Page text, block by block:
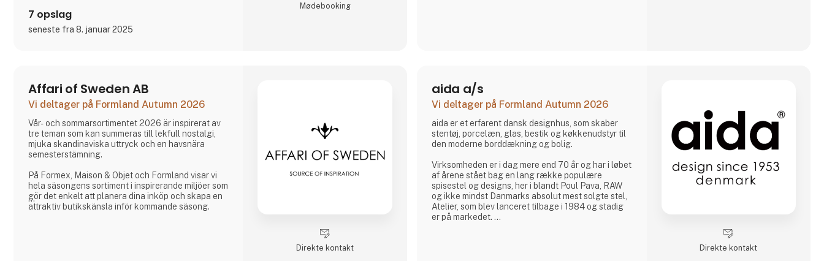
7 opslag
seneste fra 8. januar 2025
Møde­booking
Affari of Sweden AB
Vi deltager på Formland Autumn 2026
Vår- och sommarsortimentet 2026 är inspirerat av
tre teman som kan summeras till lekfull nostalgi,
mjuka skandinaviska uttryck och en havsnära
semesterstämning.
På Formex, Maison & Objet och Formland visar vi
hela säsongens sortiment i inspirerande miljöer som
gör det enkelt att planera dina inköp och skapa en
attraktiv butikskänsla inför kommande säsong.
Direkte kontakt
aida a/s
Vi deltager på Formland Autumn 2026
aida er et erfarent dansk designhus, som skaber
stentøj, porcelæn, glas, bestik og køkkenudstyr til
den moderne borddækning og bolig.
Virksomheden er i dag mere end 70 år og har i løbet
af årene stået bag en lang række populære
spisestel og designs, her i blandt Poul Pava, RAW
og ikke mindst Danmarks absolut mest solgte stel,
Atelier, som blev lanceret tilbage i 1984 og stadig
er på markedet.
Direkte kontakt